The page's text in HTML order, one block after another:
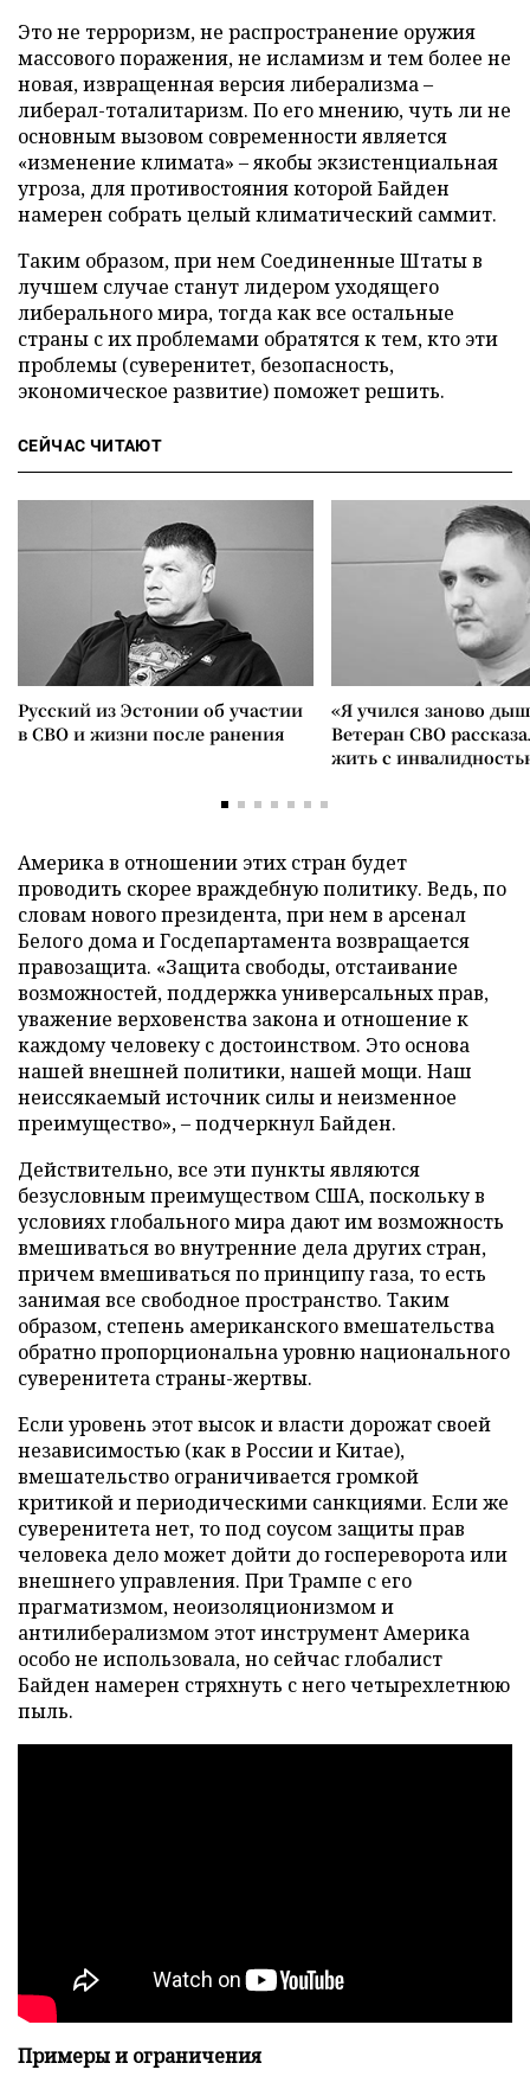
Это не терроризм, не распространение оружия
массового поражения, не исламизм и тем более не
новая, извращенная версия либерализма –
либерал-тоталитаризм. По его мнению, чуть ли не
основным вызовом современности является
«изменение климата» – якобы экзистенциальная
угроза, для противостояния которой Байден
намерен собрать целый климатический саммит.
Таким образом, при нем Соединенные Штаты в
лучшем случае станут лидером уходящего
либерального мира, тогда как все остальные
страны с их проблемами обратятся к тем, кто эти
проблемы (суверенитет, безопасность,
экономическое развитие) поможет решить.
СЕЙЧАС ЧИТАЮТ
Русский из Эстонии об участии
в СВО и жизни после ранения
«Я учился заново
Ветеран СВО
жить с
Америка в отношении этих стран будет
проводить скорее враждебную политику. Ведь, по
словам нового президента, при нем в арсенал
Белого дома и Госдепартамента возвращается
правозащита. «Защита свободы, отстаивание
возможностей, поддержка универсальных прав,
уважение верховенства закона и отношение к
каждому человеку с достоинством. Это основа
нашей внешней политики, нашей мощи. Наш
неиссякаемый источник силы и неизменное
преимущество», – подчеркнул Байден.
Действительно, все эти пункты являются
безусловным преимуществом США, поскольку в
условиях глобального мира дают им возможность
вмешиваться во внутренние дела других стран,
причем вмешиваться по принципу газа, то есть
занимая все свободное пространство. Таким
образом, степень американского вмешательства
обратно пропорциональна уровню национального
суверенитета страны-жертвы.
Если уровень этот высок и власти дорожат своей
независимостью (как в России и Китае),
вмешательство ограничивается громкой
критикой и периодическими санкциями. Если же
суверенитета нет, то под соусом защиты прав
человека дело может дойти до госпереворота или
внешнего управления. При Трампе с его
прагматизмом, неоизоляционизмом и
антилиберализмом этот инструмент Америка
особо не использовала, но сейчас глобалист
Байден намерен стряхнуть с него четырехлетнюю
пыль.
Примеры и ограничения